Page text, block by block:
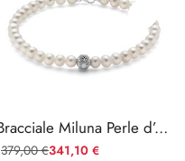
Bracciale Miluna Perle d’Acqua Dolce con Centrale Oro 18kt
341,10 €
379,00€